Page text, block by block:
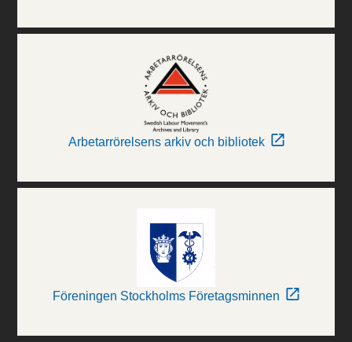
Arbetarrörelsens arkiv och bibliotek
Föreningen Stockholms Företagsminnen